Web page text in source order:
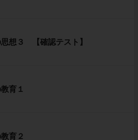
想３ 【確認テスト】
育１
育２